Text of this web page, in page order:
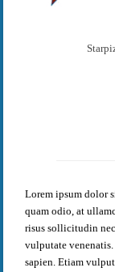
Lorem ipsum dolor
quam odio, at
risus sollicitudin
vulputate
sapien. Etiam